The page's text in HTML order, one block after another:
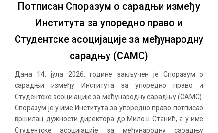
Потписан Споразум о сарадњи између
Института за упоредно право и
Студентске асоцијације за међународну
сарадњу (САМС)
Дана 14. јула 2026. године закључен је Споразум о
сарадњи између Института за упоредно право и
Студентске асоцијације за међународну сарадњу (САМС).
Споразум је у име Института за упоредно право потписао
вршилац дужности директора др Милош Станић, а у име
Студентске асоцијације за међународну сарадњу